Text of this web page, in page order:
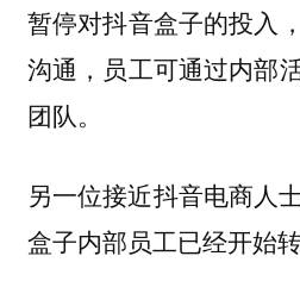
暂停对抖音盒子的投入
沟通，员工可通过内部
团队。
另一位接近抖音电商人
盒子内部员工已经开始转